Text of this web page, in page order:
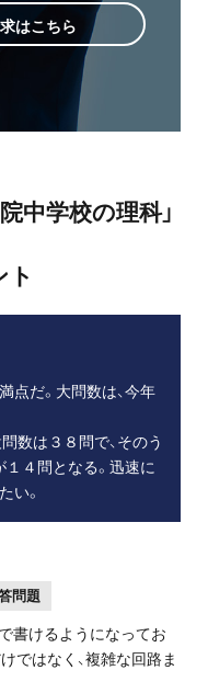
はこちら
中学校の理科」
ト
点だ。大問数は、今年
数は３８問で、そのう
４問となる。迅速に
い。
問題
書けるようになってお
ではなく、複雑な回路ま